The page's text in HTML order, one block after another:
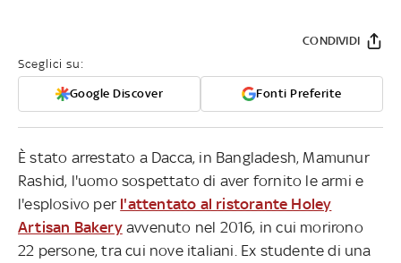
Sceglici su:
Google Discover Fonti Preferite
CONDIVIDI
È stato arrestato a Dacca, in Bangladesh, Mamunur
Rashid, l'uomo sospettato di aver fornito le armi e
l'esplosivo per l'attentato al ristorante Holey
Artisan Bakeryavvenuto nel 2016, in cui morirono
22 persone, tra cui nove italiani. Ex studente di una